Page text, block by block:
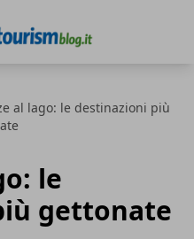
al lago: le destinazioni più
le
gettonate